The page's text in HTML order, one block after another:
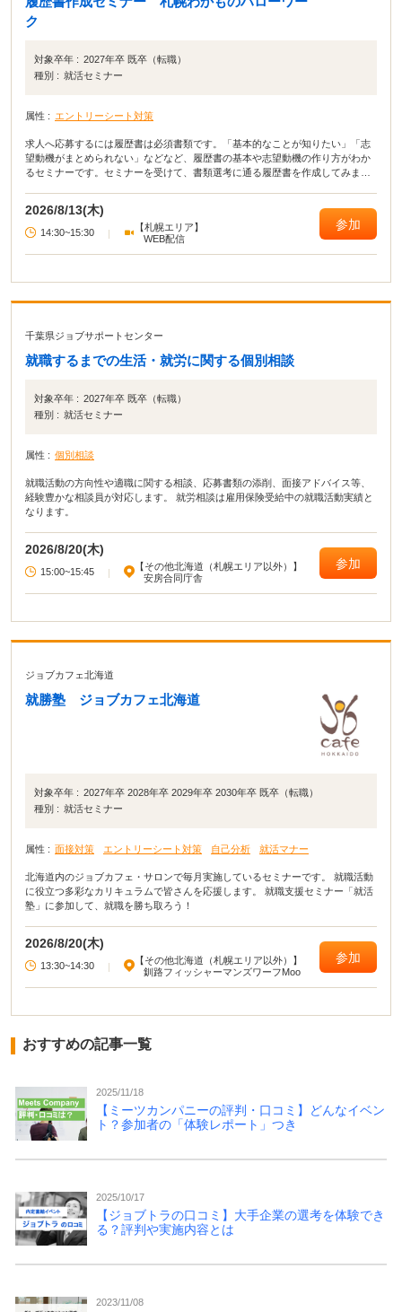
ク
対象卒年 : 2027年卒 既卒（転職）
種別 : 就活セミナー
属性 : エントリーシート対策
求人へ応募するには履歴書は必須書類です。「基本的なことが知りたい」「志
望動機がまとめられない」などなど、履歴書の基本や志望動機の作り方がわか
るセミナーです。セミナーを受けて、書類選考に通る履歴書を作成してみまし
2026/8/13(木)
14:30~15:30 |
【札幌エリア】
WEB配信
参加
千葉県ジョブサポートセンター
就職するまでの生活・就労に関する個別相談
対象卒年 : 2027年卒 既卒（転職）
種別 : 就活セミナー
属性 : 個別相談
就職活動の方向性や適職に関する相談、応募書類の添削、面接アドバイス等、
経験豊かな相談員が対応します。 就労相談は雇用保険受給中の就職活動実績と
なります。
2026/8/20(木)
15:00~15:45 |
【その他北海道（札幌エリア以外）】
安房合同庁舎
参加
ジョブカフェ北海道
就勝塾 ジョブカフェ北海道
対象卒年 : 2027年卒 2028年卒 2029年卒 2030年卒 既卒（転職）
種別 : 就活セミナー
属性 : 面接対策 エントリーシート対策 自己分析 就活マナー
北海道内のジョブカフェ・サロンで毎月実施しているセミナーです。 就職活動
に役立つ多彩なカリキュラムで皆さんを応援します。 就職支援セミナー「就活
塾」に参加して、就職を勝ち取ろう！
2026/8/20(木)
13:30~14:30 |
【その他北海道（札幌エリア以外）】
釧路フィッシャーマンズワーフMoo
参加
おすすめの記事一覧
2025/11/18
【ミーツカンパニーの評判・口コミ】どんなイベン
ト？参加者の「体験レポート」つき
2025/10/17
【ジョブトラの口コミ】大手企業の選考を体験でき
る？評判や実施内容とは
2023/11/08